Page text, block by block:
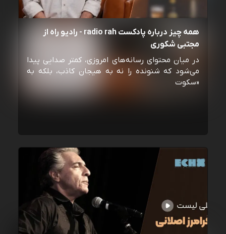
همه چیز درباره پادکست radio rah - رادیو راه از
مجتبی شکوری
در میان محتوای رسانه‌های امروزی، کمتر صدایی پیدا
می‌شود که شنونده را نه به هیجان کاذب، بلکه به
«سکوت